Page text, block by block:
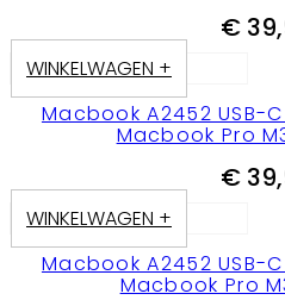
€
WINKELWAGEN +
Macbook A2452 USB-
Macbook Pro
€
WINKELWAGEN +
Macbook A2452 USB-
Macbook Pro